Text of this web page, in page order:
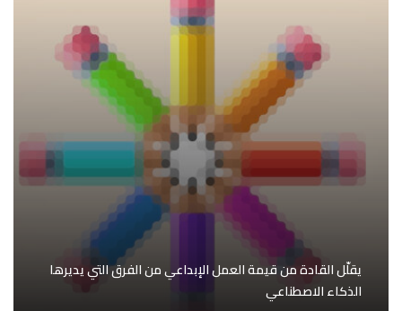
يقلّل القادة من قيمة العمل الإبداعي من الفرق التي يديرها
الذكاء الاصطناعي